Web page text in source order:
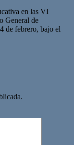
en las VI
General de
de febrero, bajo el